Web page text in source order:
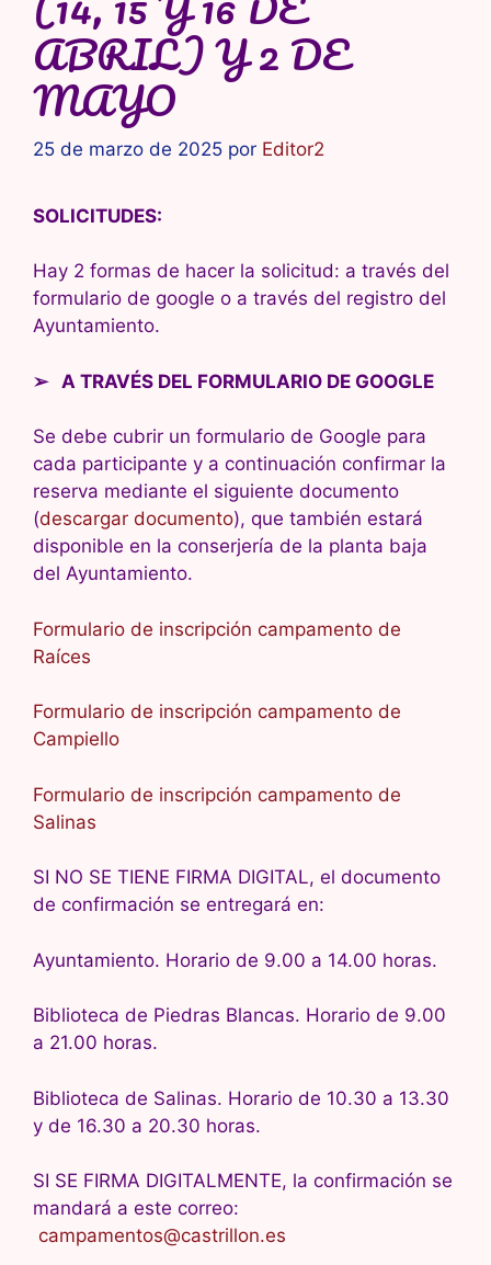
ABRIL) Y 2 DE
MAYO
25 de marzo de 2025 por Editor2
SOLICITUDES:
Hay 2 formas de hacer la solicitud: a través del
formulario de google o a través del registro del
Ayuntamiento.
➢ A TRAVÉS DEL FORMULARIO DE GOOGLE
Se debe cubrir un formulario de Google para
cada participante y a continuación confirmar la
reserva mediante el siguiente documento
(descargar documento), que también estará
disponible en la conserjería de la planta baja
del Ayuntamiento.
Formulario de inscripción campamento de
Raíces
Formulario de inscripción campamento de
Campiello
Formulario de inscripción campamento de
Salinas
SI NO SE TIENE FIRMA DIGITAL, el documento
de confirmación se entregará en:
Ayuntamiento. Horario de 9.00 a 14.00 horas.
Biblioteca de Piedras Blancas. Horario de 9.00
a 21.00 horas.
Biblioteca de Salinas. Horario de 10.30 a 13.30
y de 16.30 a 20.30 horas.
SI SE FIRMA DIGITALMENTE, la confirmación se
mandará a este correo:
campamentos@castrillon.es